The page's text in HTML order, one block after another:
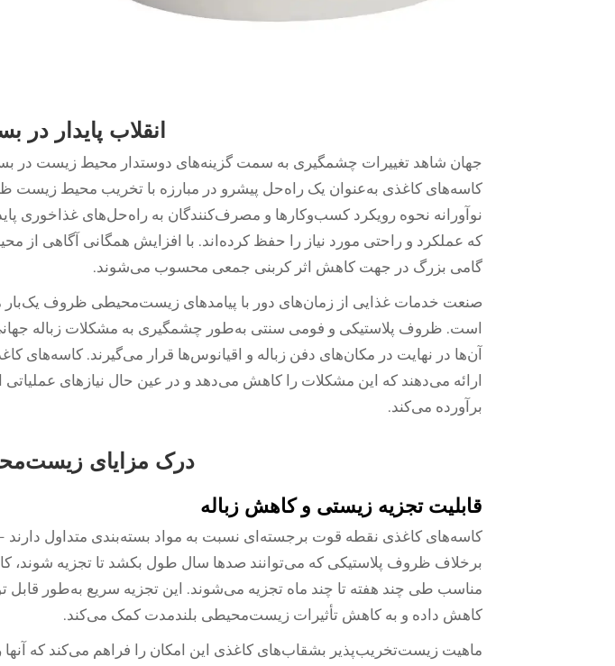
انقلاب پایدار
جهان شاهد تغییرات چشمگیری به سمت گزینه‌های دوستدار محیط زیست در
کاسه‌های کاغذی به‌عنوان یک راه‌حل پیشرو در مبارزه با تخریب محیط زیست
نوآورانه نحوه رویکرد کسب‌وکارها و مصرف‌کنندگان به راه‌حل‌های غذاخوری
که عملکرد و راحتی مورد نیاز را حفظ کرده‌اند. با افزایش همگانی آگاهی از
گامی بزرگ در جهت کاهش اثر کربنی جمعی محسوب می‌شوند.
صنعت خدمات غذایی از زمان‌های دور با پیامدهای زیست‌محیطی ظروف
است. ظروف پلاستیکی و فومی سنتی به‌طور چشمگیری به مشکلات زباله
آن‌ها در نهایت در مکان‌های دفن زباله و اقیانوس‌ها قرار می‌گیرند. کاسه‌های
ارائه می‌دهند که این مشکلات را کاهش می‌دهد و در عین حال نیازهای عملیاتی
برآورده می‌کند.
درک مزایای
قابلیت تجزیه زیستی و کاهش زباله
کاسه‌های کاغذی نقطه قوت برجسته‌ای نسبت به مواد بسته‌بندی متداول دارند -
برخلاف ظروف پلاستیکی که می‌توانند صدها سال طول بکشد تا تجزیه شوند،
مناسب طی چند هفته تا چند ماه تجزیه می‌شوند. این تجزیه سریع به‌طور قابل
کاهش داده و به کاهش تأثیرات زیست‌محیطی بلندمدت کمک می‌کند.
ماهیت زیست‌تخریب‌پذیر بشقاب‌های کاغذی این امکان را فراهم می‌کند که